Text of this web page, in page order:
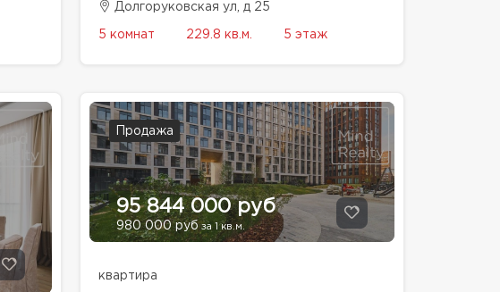
Долгоруковская ул, д 25
5 комнат 229.8 кв.м. 5 этаж
Продажа
95 844 000 руб
980 000 руб за 1 кв.м.
квартира